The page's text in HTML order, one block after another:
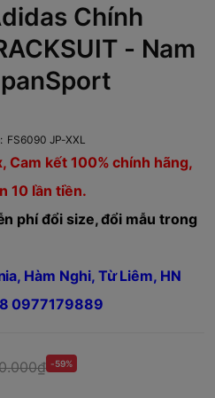
Chính
- Nam
FS6090 JP-XXL
Cam kết 100% chính hãng,
10 lần tiền.
phí đổi size, đổi mẫu trong
Hàm Nghi, Từ Liêm, HN
0977179889
-59%